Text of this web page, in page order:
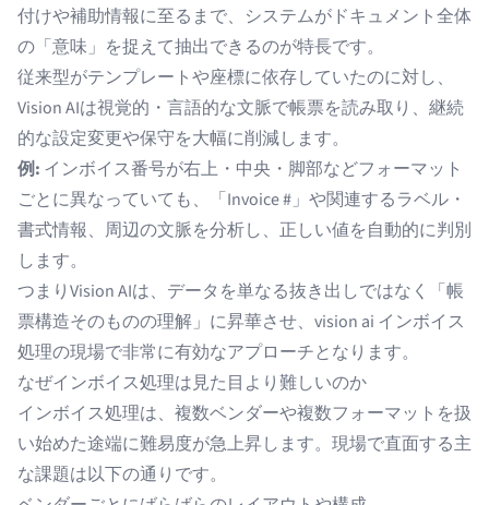
付けや補助情報に至るまで、システムがドキュメント全体
の「意味」を捉えて抽出できるのが特長です。
従来型がテンプレートや座標に依存していたのに対し、
Vision AIは視覚的・言語的な文脈で帳票を読み取り、継続
的な設定変更や保守を大幅に削減します。
例: インボイス番号が右上・中央・脚部などフォーマット
ごとに異なっていても、「Invoice #」や関連するラベル・
書式情報、周辺の文脈を分析し、正しい値を自動的に判別
します。
つまりVision AIは、データを単なる抜き出しではなく「帳
票構造そのものの理解」に昇華させ、vision ai インボイス
処理の現場で非常に有効なアプローチとなります。
なぜインボイス処理は見た目より難しいのか
インボイス処理は、複数ベンダーや複数フォーマットを扱
い始めた途端に難易度が急上昇します。現場で直面する主
な課題は以下の通りです。